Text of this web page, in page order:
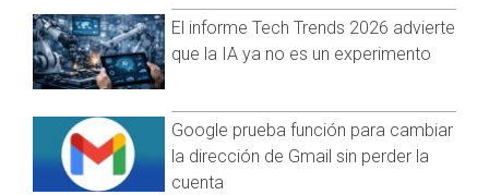
ubicados en la salida norte de la ciudad, entre las colonias
Tatagildo y Lázaro Cárdenas.
Los mensajes estaban firmados por "La Federación" o "Los
expulsaran a "Los Ardillos" de Chilpancingo, pero reprocharon
que eso no ocurrió y, por lo tanto, anticiparon que ellos, "Los
Tlacos", van a comenzar a actuar.
El informe Tech Trends 2026 advierte
que la IA ya no es un experimento
Google prueba función para cambiar
la dirección de Gmail sin perder la
cuenta